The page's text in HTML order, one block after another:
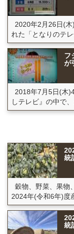
2020年2月26日(
れた「となりのテレ
フ
が
2018年7月5日(木
しテレビ』の中で、
統
穀物、野菜、果物
2024年(令和6年)度
統